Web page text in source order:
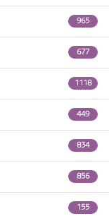
965
677
1118
449
834
856
155